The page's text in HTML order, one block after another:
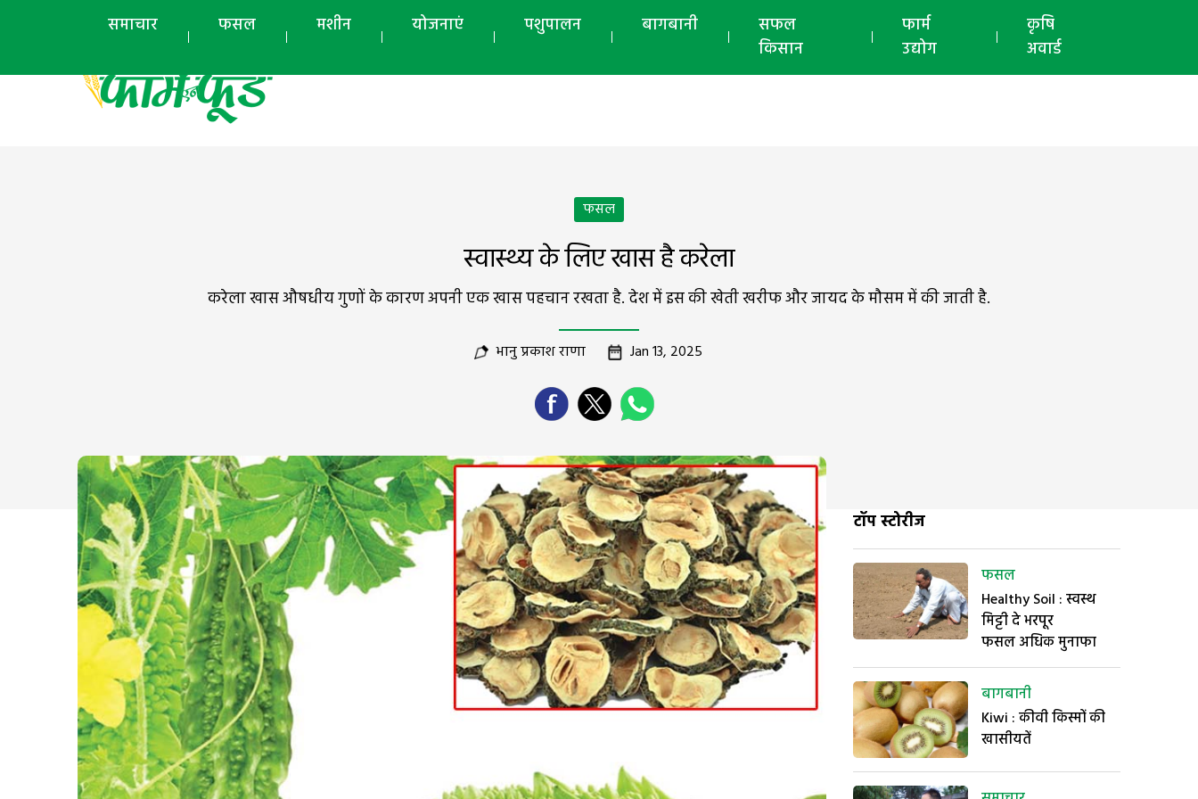
समाचार फसल मशीन योजनाएं पशुपालन बागबानी
सफल
किसान
फार्म
उद्योग
कृषि
अवार्ड
फसल
स्वास्थ्य के लिए खास है करेला
करेला खास औषधीय गुणों के कारण अपनी एक खास पहचान रखता है. देश में इस की खेती खरीफ और जायद के मौसम में की जाती है.
भानु प्रकाश राणा Jan 13, 2025
टॉप स्टोरीज
फसल
Healthy Soil : स्वस्थ
मिट्टी दे भरपूर
फसल अधिक मुनाफा
बागबानी
Kiwi : कीवी किस्मों की
खासीयतें